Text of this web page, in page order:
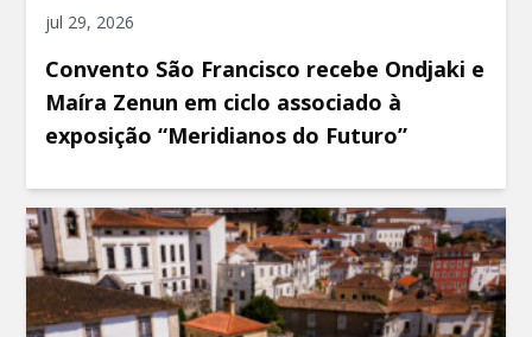
jul 29, 2026
Convento São Francisco recebe Ondjaki e
Maíra Zenun em ciclo associado à
exposição “Meridianos do Futuro”